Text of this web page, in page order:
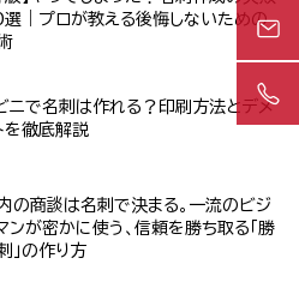
｜プロが教える後悔しないための
ニで名刺は作れる？印刷方法とデメ
を徹底解説
の商談は名刺で決まる。一流のビジ
ンが密かに使う、信頼を勝ち取る「勝
」の作り方